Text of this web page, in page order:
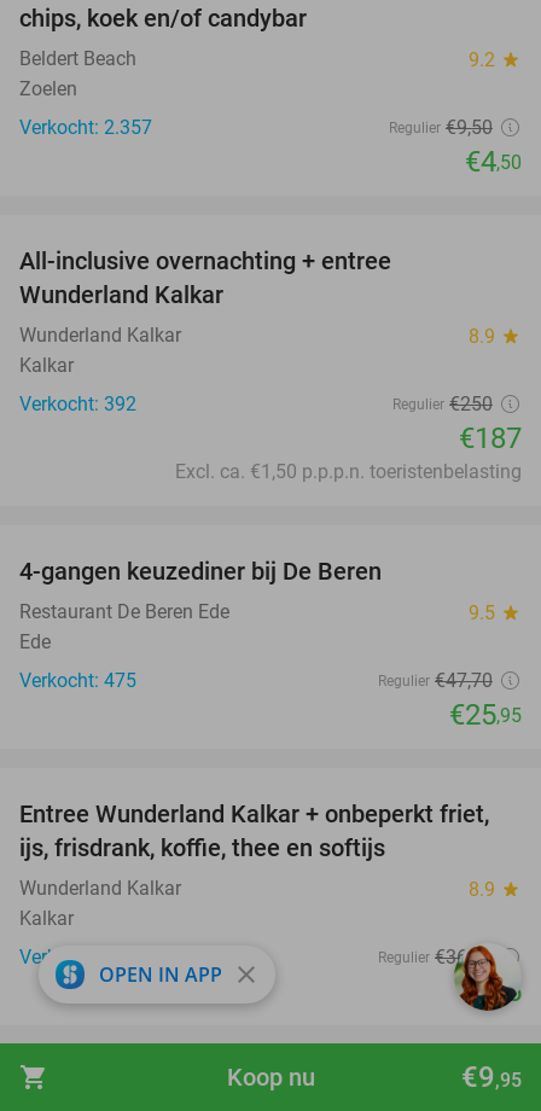
shopping_cart €9,95
Koop nu
chips, koek en/of candybar
Beldert Beach 9.2 star
Zoelen
Verkocht: 2.357
Regulier €9,50
€4,50
All-inclusive overnachting + entree
Wunderland Kalkar
Wunderland Kalkar 8.9 star
Kalkar
Verkocht: 392
Regulier €250
€187
Excl. ca. €1,50 p.p.p.n. toeristenbelasting
4-gangen keuzediner bij De Beren
Restaurant De Beren Ede 9.5 star
Ede
Verkocht: 475
Regulier €47,70
€25,95
32%
Entree Wunderland Kalkar + onbeperkt friet,
ijs, frisdrank, koffie, thee en softijs
Wunderland Kalkar 8.9 star
Kalkar
Verkocht: 27.959
Regulier €36,50
€25
36%
Dagentree voor Apenheul
OPEN IN APP close